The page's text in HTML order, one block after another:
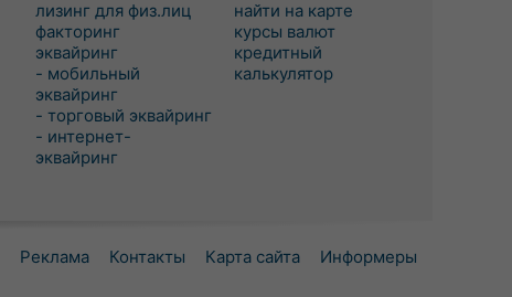
лизинг для физ.лиц
факторинг
эквайринг
- мобильный
эквайринг
- торговый эквайринг
- интернет-
эквайринг
найти на карте
курсы валют
кредитный
калькулятор
Реклама Контакты Карта сайта Информеры